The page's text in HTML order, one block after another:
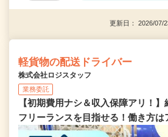
更新日： 2026/
軽貨物の配送ドライバー
株式会社ロジスタッフ
業務委託
【初期費用ナシ＆収入保障アリ！
フリーランスを目指せる！働き方は